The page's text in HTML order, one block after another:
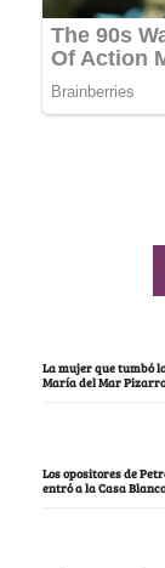
La mujer que tumbó
María del Mar
Los opositores de
entró a la Casa